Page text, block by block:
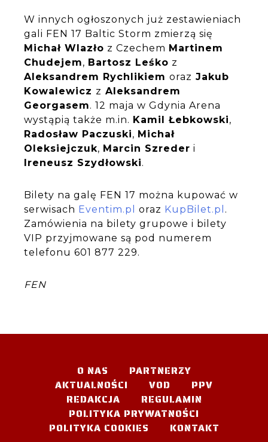
W innych ogłoszonych już zestawieniach
gali FEN 17 Baltic Storm zmierzą się
Michał Wlazło z Czechem Martinem
Chudejem, Bartosz Leśko z
Aleksandrem Rychlikiem oraz Jakub
Kowalewicz z Aleksandrem
Georgasem. 12 maja w Gdynia Arena
wystąpią także m.in. Kamil Łebkowski,
Radosław Paczuski, Michał
Oleksiejczuk, Marcin Szreder i
Ireneusz Szydłowski.
Bilety na galę FEN 17 można kupować w
serwisach Eventim.pl oraz KupBilet.pl .
Zamówienia na bilety grupowe i bilety
VIP przyjmowane są pod numerem
telefonu 601 877 229.
FEN
O NAS
PARTNERZY
AKTUALNOŚCI
VOD
PPV
REDAKCJA
REGULAMIN
POLITYKA PRYWATNOŚCI
POLITYKA COOKIES
KONTAKT